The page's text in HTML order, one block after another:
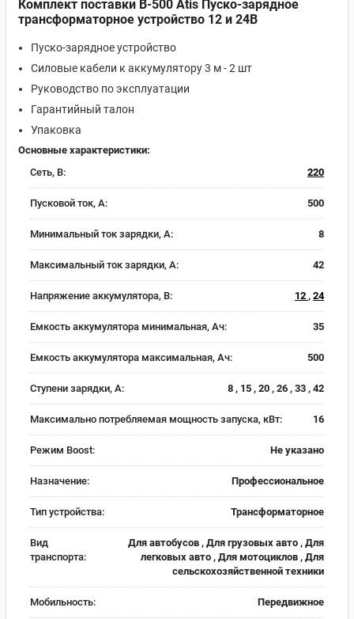
Комплект поставки B-500 Atis Пуско-зарядное
трансформаторное устройство 12 и 24В
Пуско-зарядное устройство
Силовые кабели к аккумулятору 3 м - 2 шт
Руководство по эксплуатации
Гарантийный талон
Упаковка
Основные характеристики:
Сеть, В:
220
Пусковой ток, A: 500
Минимальный ток зарядки, А: 8
Максимальный ток зарядки, А: 42
Напряжение аккумулятора, В: 12 , 24
Емкость аккумулятора минимальная, Ач: 35
Емкость аккумулятора максимальная, Ач: 500
Ступени зарядки, А: 8 , 15 , 20 , 26 , 33 , 42
Максимально потребляемая мощность запуска, кВт: 16
Режим Boost: Не указано
Назначение: Профессиональное
Тип устройства: Трансформаторное
Вид
транспорта:
Для автобусов , Для грузовых авто , Для
легковых авто , Для мотоциклов , Для
сельскохозяйственной техники
Мобильность: Передвижное